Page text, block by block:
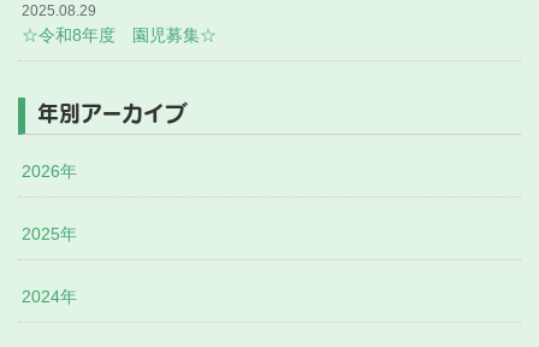
2025.08.29
☆令和8年度 園児募集☆
年別アーカイブ
2026年
2025年
2024年